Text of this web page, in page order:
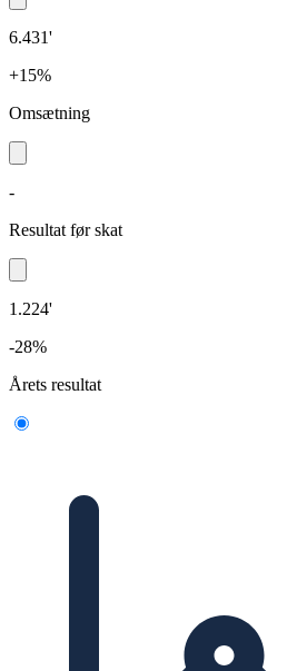
6.431'
+15%
Omsætning
-
Resultat før skat
1.224'
-28%
Årets resultat